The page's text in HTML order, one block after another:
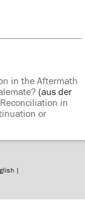
in the Aftermath
(aus der
in
or
|